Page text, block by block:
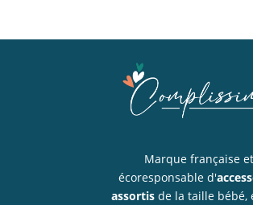
Marque française et
écoresponsable d'
assortis de la taille bébé,